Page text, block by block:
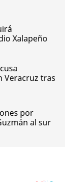
Xalapeño
Veracruz tras
por
al sur